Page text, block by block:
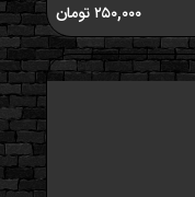
۲۵۰,۰۰۰تومان